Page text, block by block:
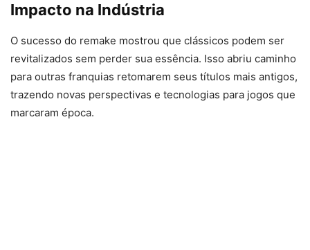
Impacto na Indústria
O sucesso do remake mostrou que clássicos podem ser
revitalizados sem perder sua essência. Isso abriu caminho
para outras franquias retomarem seus títulos mais antigos,
trazendo novas perspectivas e tecnologias para jogos que
marcaram época.